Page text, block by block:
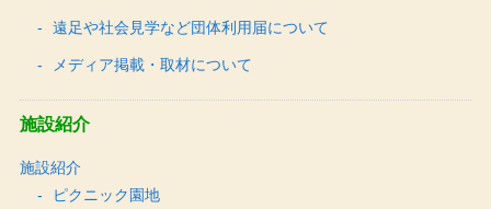
遠足や社会見学など団体利用届について
メディア掲載・取材について
施設紹介
施設紹介
ピクニック園地